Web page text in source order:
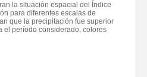
la situación espacial del Índice
para diferentes escalas de
que la precipitación fue superior
el período considerado, colores